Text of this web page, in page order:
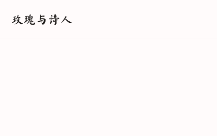
玫瑰与诗人